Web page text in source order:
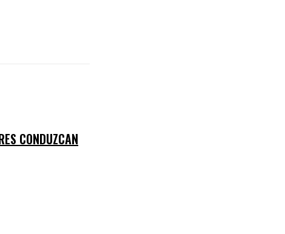
CONDUZCAN